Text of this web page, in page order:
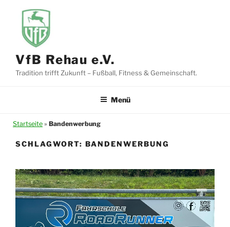
springen
VfB Rehau e.V.
Tradition trifft Zukunft – Fußball, Fitness & Gemeinschaft.
Menü
Startseite » Bandenwerbung
SCHLAGWORT: BANDENWERBUNG